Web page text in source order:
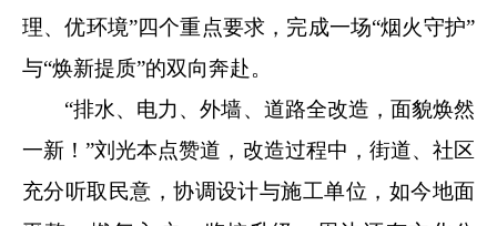
理、优环境”四个重点要求，完成一场“烟火守护”
与“焕新提质”的双向奔赴。
“排水、电力、外墙、道路全改造，面貌焕然
一新！”刘光本点赞道，改造过程中，街道、社区
充分听取民意，协调设计与施工单位，如今地面